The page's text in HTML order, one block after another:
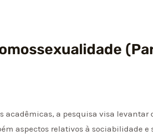
a pesquisa visa levantar
aspectos relativos à sociabilidade e